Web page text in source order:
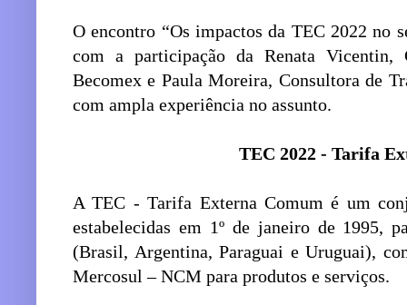
O encontro “Os impactos da TEC 2022 no
com a participação da Renata Vicentin,
Becomex e Paula Moreira, Consultora de
com ampla experiência no assunto.
TEC 2022 - Tarifa
A TEC - Tarifa Externa Comum é um
estabelecidas em 1º de janeiro de 1995,
(Brasil, Argentina, Paraguai e Uruguai),
Mercosul – NCM para produtos e serviços.